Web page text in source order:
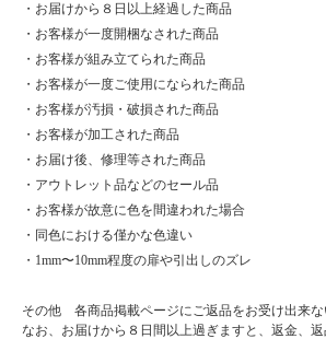
・お届けから８日以上経過した商品
・お客様が一度開梱なされた商品
・お客様が組み立てられた商品
・お客様が一度ご使用になられた商品
・お客様が汚損・破損された商品
・お客様が加工された商品
・お届け後、修理等された商品
・アウトレット品などのセール品
・お客様が故意に色を間違われた場合
・同色における僅かな色違い
・1mm〜10mm程度の扉や引出しのズレ
その他 各商品掲載ページにご返品をお受け出来
なお、お届けから８日間以上過ぎますと、返金、